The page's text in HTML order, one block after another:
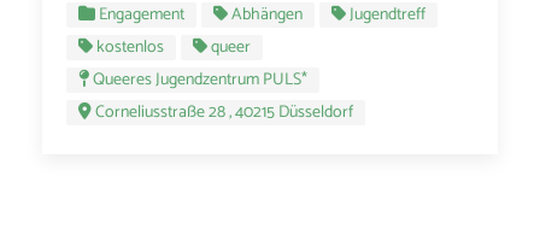
Engagement Abhängen
Jugendtreff
kostenlos
queer
Queeres Jugendzentrum PULS*
Corneliusstraße 28 , 40215 Düsseldorf